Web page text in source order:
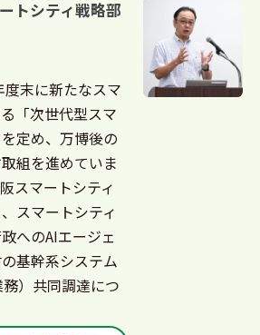
生成AI活用の構想策定から、ソ
、アウトソーシングによる業務定
導し、実効性あるDXの実現に貢
トシティ戦略部
末に新たなスマ
「次世代型スマ
定め、万博後の
組を進めていま
スマートシティ
スマートシティ
へのAIエージェ
基幹系システム
務）共同調達につ